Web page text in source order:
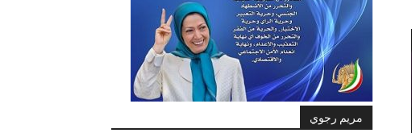
مريم رجوي